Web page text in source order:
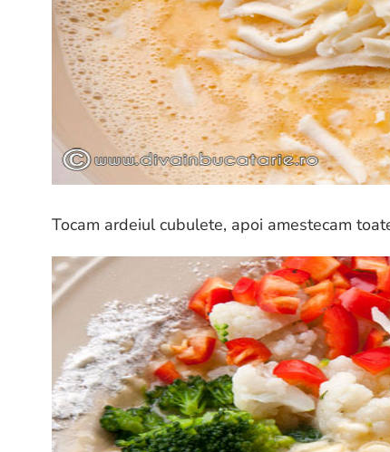
Tocam ardeiul cubulete, apoi amestecam